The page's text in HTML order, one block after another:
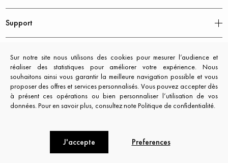
Support
CXL by Christian Lacroix © 2026. All rights reserved.
Sur notre site nous utilisons des cookies pour mesurer l’audience et
réaliser des statistiques pour améliorer votre expérience. Nous
souhaitons ainsi vous garantir la meilleure navigation possible et vous
proposer des offres et services personnalisés. Vous pouvez accepter dès
à présent ces opérations ou bien personnaliser l’utilisation de vos
données. Pour en savoir plus, consultez note Politique de confidentialité.
J'accepte Preferences